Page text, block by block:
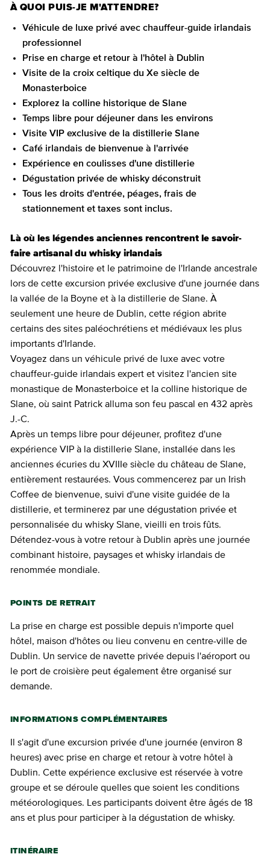
À QUOI PUIS-JE M'ATTENDRE?
Véhicule de luxe privé avec chauffeur-guide irlandais
professionnel
Prise en charge et retour à l'hôtel à Dublin
Visite de la croix celtique du Xe siècle de
Monasterboice
Explorez la colline historique de Slane
Temps libre pour déjeuner dans les environs
Visite VIP exclusive de la distillerie Slane
Café irlandais de bienvenue à l'arrivée
Expérience en coulisses d'une distillerie
Dégustation privée de whisky déconstruit
Tous les droits d'entrée, péages, frais de
stationnement et taxes sont inclus.
Là où les légendes anciennes rencontrent le savoir-
faire artisanal du whisky irlandais
Découvrez l'histoire et le patrimoine de l'Irlande ancestrale
lors de cette excursion privée exclusive d'une journée dans
la vallée de la Boyne et à la distillerie de Slane. À
seulement une heure de Dublin, cette région abrite
certains des sites paléochrétiens et médiévaux les plus
importants d'Irlande.
Voyagez dans un véhicule privé de luxe avec votre
chauffeur-guide irlandais expert et visitez l'ancien site
monastique de Monasterboice et la colline historique de
Slane, où saint Patrick alluma son feu pascal en 432 après
J.-C.
Après un temps libre pour déjeuner, profitez d'une
expérience VIP à la distillerie Slane, installée dans les
anciennes écuries du XVIIIe siècle du château de Slane,
entièrement restaurées. Vous commencerez par un Irish
Coffee de bienvenue, suivi d'une visite guidée de la
distillerie, et terminerez par une dégustation privée et
personnalisée du whisky Slane, vieilli en trois fûts.
Détendez-vous à votre retour à Dublin après une journée
combinant histoire, paysages et whisky irlandais de
renommée mondiale.
POINTS DE RETRAIT
La prise en charge est possible depuis n'importe quel
hôtel, maison d'hôtes ou lieu convenu en centre-ville de
Dublin. Un service de navette privée depuis l'aéroport ou
le port de croisière peut également être organisé sur
demande.
INFORMATIONS COMPLÉMENTAIRES
Il s'agit d'une excursion privée d'une journée (environ 8
heures) avec prise en charge et retour à votre hôtel à
Dublin. Cette expérience exclusive est réservée à votre
groupe et se déroule quelles que soient les conditions
météorologiques. Les participants doivent être âgés de 18
ans et plus pour participer à la dégustation de whisky.
ITINÉRAIRE